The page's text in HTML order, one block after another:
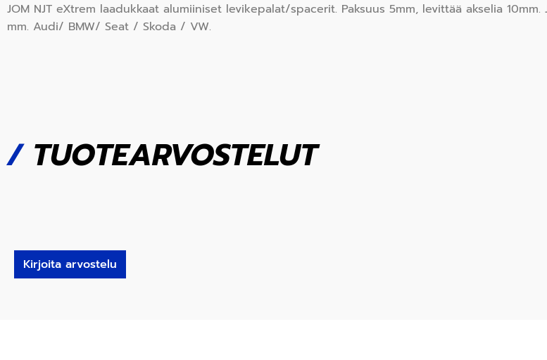
JOM NJT eXtrem laadukkaat alumiiniset levikepalat/spacerit. Paksuus 5mm, levittää akselia 10mm.
mm. Audi/ BMW/ Seat / Skoda / VW.
/TUOTEARVOSTELUT
Kirjoita arvostelu